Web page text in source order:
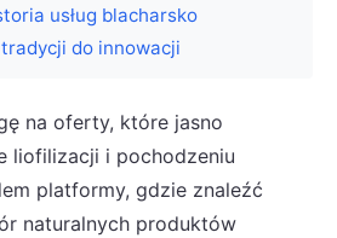
usług blacharsko
do innowacji
na oferty, które jasno
liofilizacji i pochodzeniu
platformy, gdzie znaleźć
naturalnych produktów